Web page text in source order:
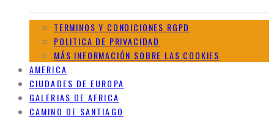
TERMINOS Y CONDICIONES RGPD
POLITICA DE PRIVACIDAD
MÁS INFORMACIÓN SOBRE LAS COOKIES
AMERICA
CIUDADES DE EUROPA
GALERIAS DE AFRICA
CAMINO DE SANTIAGO